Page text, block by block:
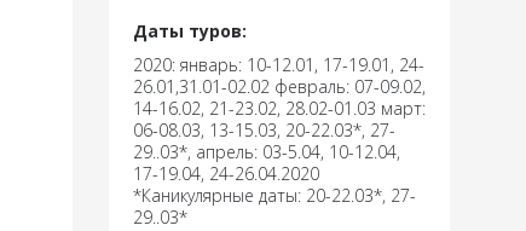
Даты туров:
2020: январь: 10-12.01, 17-19.01, 24-
26.01,31.01-02.02 февраль: 07-09.02,
14-16.02, 21-23.02, 28.02-01.03 март:
06-08.03, 13-15.03, 20-22.03*, 27-
29..03*, апрель: 03-5.04, 10-12.04,
17-19.04, 24-26.04.2020
*Каникулярные даты: 20-22.03*, 27-
29..03*